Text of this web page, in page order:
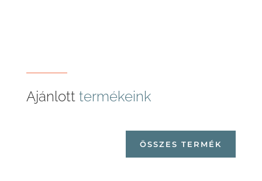
Ajánlott termékeink
ÖSSZES TERMÉK